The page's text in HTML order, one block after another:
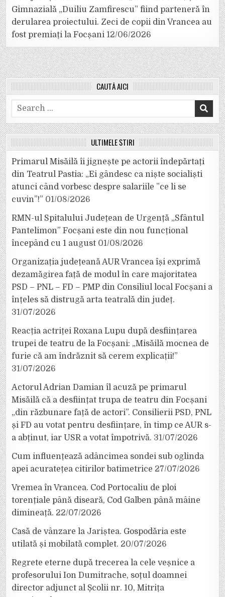
Gimnazială „Duiliu Zamfirescu” fiind parteneră în
derularea proiectului. Zeci de copii din Vrancea au
fost premiați la Focșani 12/06/2026
CAUTĂ AICI
Search
for:
ULTIMELE ȘTIRI
Primarul Misăilă îi jignește pe actorii îndepărtați
din Teatrul Pastia: „Ei gândesc ca niște socialiști
atunci când vorbesc despre salariile ”ce li se
cuvin”!” 01/08/2026
RMN-ul Spitalului Județean de Urgență „Sfântul
Pantelimon” Focșani este din nou funcțional
începând cu 1 august 01/08/2026
Organizația județeană AUR Vrancea își exprimă
dezamăgirea față de modul în care majoritatea
PSD – PNL – FD – PMP din Consiliul local Focșani a
înțeles să distrugă arta teatrală din județ.
31/07/2026
Reacția actriței Roxana Lupu după desființarea
trupei de teatru de la Focșani: „Misăilă mocnea de
furie că am îndrăznit să cerem explicații!”
31/07/2026
Actorul Adrian Damian îl acuză pe primarul
Misăilă că a desființat trupa de teatru din Focșani
„din răzbunare față de actori”. Consilierii PSD, PNL
și FD au votat pentru desființare, în timp ce AUR s-
a abținut, iar USR a votat împotrivă. 31/07/2026
Cum influențează adâncimea sondei sub oglinda
apei acuratețea citirilor batimetrice 27/07/2026
Vremea în Vrancea. Cod Portocaliu de ploi
torențiale până diseară, Cod Galben până mâine
dimineață. 22/07/2026
Casă de vânzare la Jariștea. Gospodăria este
utilată și mobilată complet. 20/07/2026
Regrete eterne după trecerea la cele veșnice a
profesorului Ion Dumitrache, soțul doamnei
director adjunct al Școlii nr. 10, Mitrița